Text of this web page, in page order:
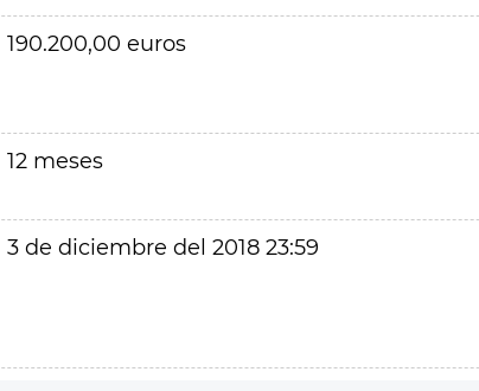
190.200,00 euros
12 meses
3 de diciembre del 2018 23:59